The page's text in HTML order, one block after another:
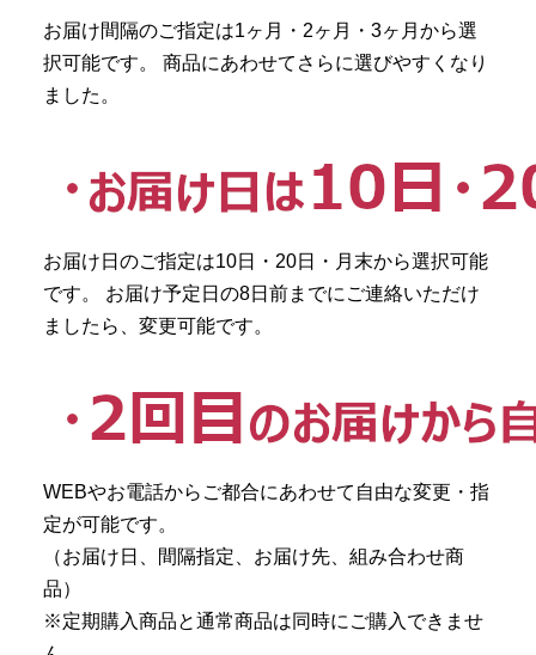
お届け間隔のご指定は1ヶ月・2ヶ月・3ヶ月から選
択可能です。 商品にあわせてさらに選びやすくなり
ました。
お届け日のご指定は10日・20日・月末から選択可能
です。 お届け予定日の8日前までにご連絡いただけ
ましたら、変更可能です。
WEBやお電話からご都合にあわせて自由な変更・指
定が可能です。
（お届け日、間隔指定、お届け先、組み合わせ商
品）
※定期購入商品と通常商品は同時にご購入できませ